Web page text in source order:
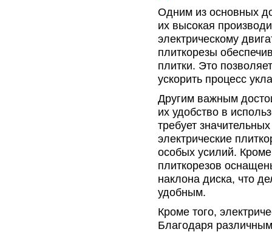
Одним из основных
их высокая
электрическому
плиткорезы
плитки. Это
ускорить процесс
Другим важным
их удобство в
требует
электрические
особых усилий.
плиткорезов
наклона диска, что
удобным.
Кроме того,
Благодаря